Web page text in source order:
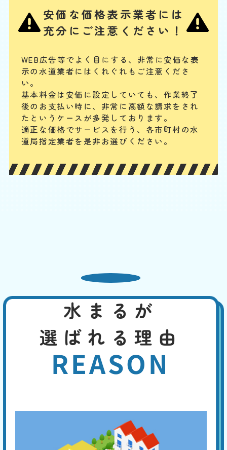
引
ポケットに入れておいたスマホや、トイレの飾り棚の小さい置物、子ど
もが持ち込んだおもちゃなどの固形物を落としてつまらせた場合は、ス
ッポンでの対応が難しく、かえって排水管の奥に留まる可能性がありま
す。物が見えない場合は専門業者に相談してください。
便器に物を流した
EB
限
定
割
引
合計 3,300円〜
排水管は水が流れるためのものですが、トイレの臭気が上がってこない
封水のために曲がった構造になっています。異物が混入するとそこで引
っかかってつまることがあります。こうなると一般の人ではつまりを解
熱湯や市販の薬剤でも改
善しない
3,000 円 W
EB
限
定
割
引
4,400円
合計 4,400
トイレットペーパーは水溶性ですから、時間が経てばつまりを解消する
ことがあります。しかし熱湯や薬剤でトイレットペーパーを溶かして、
ラバーカップでもつまり
が治らない
安価な価格表示業者には
充分にご注意ください！
WEB広告等でよく目にする、非常に安価な表
示の水道業者にはくれぐれもご注意くださ
い。
基本料金は安価に設定していても、作業終了
後のお支払い時に、 非常に高額な請求をされ
たというケースが多発しております。
適正な価格でサービスを行う、各市町村の水
道局指定業者を是非お選びください。
水まるが
選ばれる理由
REASON